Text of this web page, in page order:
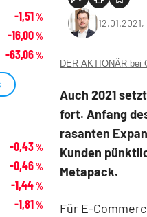
DER AKTIONÄR bei
Auch 2021
fort. Anfang
rasanten
Kunden
Metapack.
Für E-
-1,51%
-16,00%
-63,06%
-0,43%
-0,46%
-1,44%
-1,81%